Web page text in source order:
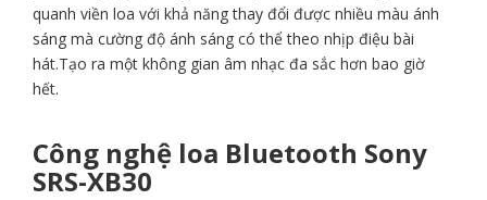
quanh viền loa với khả năng thay đổi được nhiều màu ánh
sáng mà cường độ ánh sáng có thể theo nhịp điệu bài
hát.Tạo ra một không gian âm nhạc đa sắc hơn bao giờ
hết.
Công nghệ loa Bluetooth Sony
SRS-XB30